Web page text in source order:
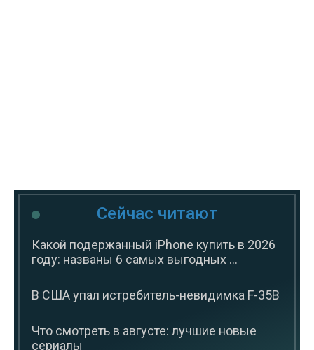
Сейчас читают
Какой подержанный iPhone купить в 2026
году: названы 6 самых выгодных ...
В США упал истребитель-невидимка F-35B
Что смотреть в августе: лучшие новые
сериалы